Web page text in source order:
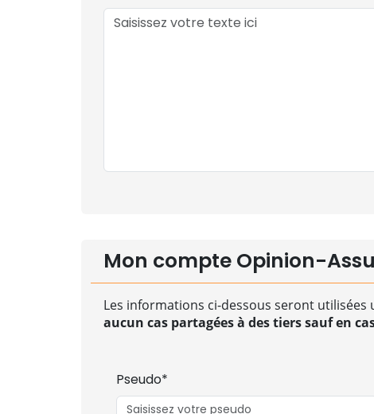
Mon compte Opinion-
Les informations ci-dessous seront
aucun cas partagées à des tiers sauf en
Pseudo*